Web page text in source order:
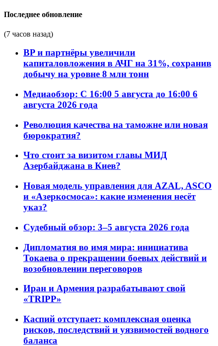
Последнее обновление
(7 часов назад)
BP и партнёры увеличили
капиталовложения в АЧГ на 31%, сохранив
добычу на уровне 8 млн тонн
Медиаобзор: С 16:00 5 августа до 16:00 6
августа 2026 года
Революция качества на таможне или новая
бюрократия?
Что стоит за визитом главы МИД
Азербайджана в Киев?
Новая модель управления для AZAL, ASCO
и «Азеркосмоса»: какие изменения несёт
указ?
Судебный обзор: 3–5 августа 2026 года
Дипломатия во имя мира: инициатива
Токаева о прекращении боевых действий и
возобновлении переговоров
Иран и Армения разрабатывают свой
«TRIPP»
Каспий отступает: комплексная оценка
рисков, последствий и уязвимостей водного
баланса